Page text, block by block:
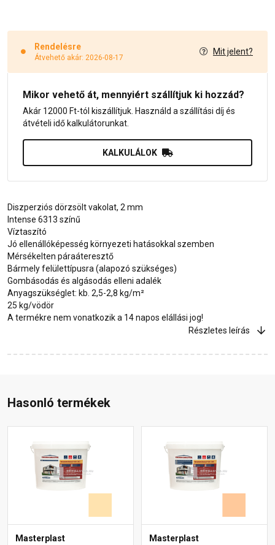
Rendelésre
Átvehető akár: 2026-08-17
Mit jelent?
Mikor vehető át, mennyiért szállítjuk ki hozzád?
Akár 12000 Ft-tól kiszállítjuk. Használd a szállítási díj és
átvételi idő kalkulátorunkat.
KALKULÁLOK
Diszperziós dörzsölt vakolat, 2 mm
Intense 6313 színű
Víztaszító
Jó ellenállóképesség környezeti hatásokkal szemben
Mérsékelten páraáteresztő
Bármely felülettípusra (alapozó szükséges)
Gombásodás és algásodás elleni adalék
Anyagszükséglet: kb. 2,5-2,8 kg/m²
25 kg/vödör
A termékre nem vonatkozik a 14 napos elállási jog!
Részletes leírás
Hasonló termékek
Masterplast
Masterplast